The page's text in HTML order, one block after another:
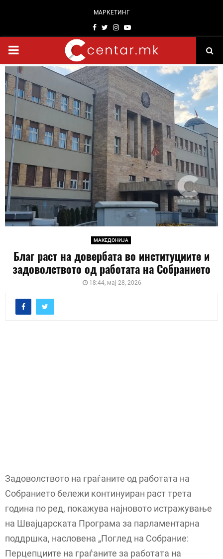
МАРКЕТИНГ
Facebook
TwitterInstagram
Youtube
PRIMARY
MENU
МАКЕДОНИЈА
Благ раст на довербата во институциите и
задоволството од работата на Собранието
18:44, мај 28, 2026
Задоволството на граѓаните од работата на
Собранието бележи континуиран раст трета
година по ред, покажува најновото истражување
на Швајцарската Програма за парламентарна
поддршка, насловена „Поглед на Собрание:
Перцепциите на граѓаните за работата на